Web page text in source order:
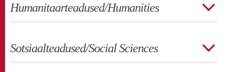
Humanitaarteadused/Humanities
Sotsiaalteadused/Social Sciences